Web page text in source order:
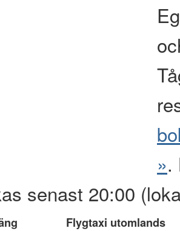
».
senast 20:00
Flygtaxi utomlands